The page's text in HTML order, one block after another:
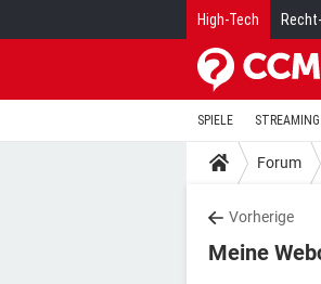
High-Tech
SPIELE STREAMING
Forum
Vorherige
Meine